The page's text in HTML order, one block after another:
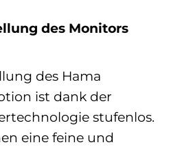
des Monitors
des Hama
ist dank der
stufenlos.
eine feine und